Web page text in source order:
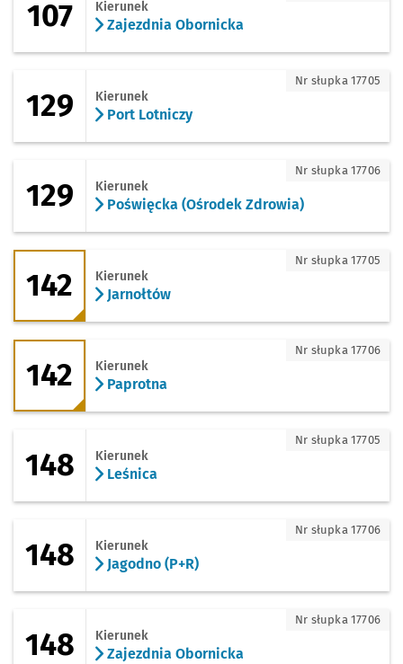
107 Kierunek
Zajezdnia Obornicka
129 Kierunek
Port Lotniczy
Nr słupka 17705
129 - kierunek Poświęcka (Ośrodek
129 Kierunek
Poświęcka (Ośrodek Zdrowia)
Nr słupka 17706
142 - kierunek Jarnołtów
142 Kierunek
Jarnołtów
Nr słupka 17705
142 - kierunek Paprotna
142 Kierunek
Paprotna
Nr słupka 17706
148 Kierunek
Leśnica
Nr słupka 17705
148 - kierunek Jagodno (P+R)
148 Kierunek
Jagodno (P+R)
Nr słupka 17706
148 - kierunek Zajezdnia Obornicka
148 Kierunek
Zajezdnia Obornicka
Nr słupka 17706